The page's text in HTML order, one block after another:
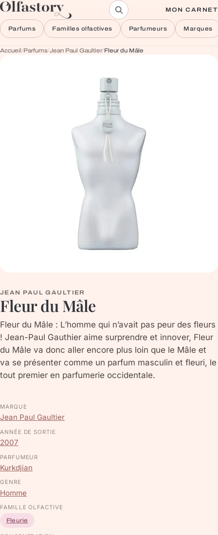
Aller au contenu MON CARNET
Parfums Familles olfactives Parfumeurs Marques
Accueil/Parfums/Jean Paul Gaultier/Fleur du Mâle
JEAN PAUL GAULTIER
Fleur du Mâle
Fleur du Mâle : L’homme qui n’avait pas peur des fleurs
! Jean-Paul Gauthier aime surprendre et innover, Fleur
du Mâle va donc aller encore plus loin que le Mâle et
va se présenter comme un parfum masculin et fleuri, le
tout premier en parfumerie occidentale.
MARQUE
Jean Paul Gaultier
ANNÉE DE SORTIE
2007
PARFUMEUR
Kurkdjian
GENRE
Homme
FAMILLE OLFACTIVE
Fleurie